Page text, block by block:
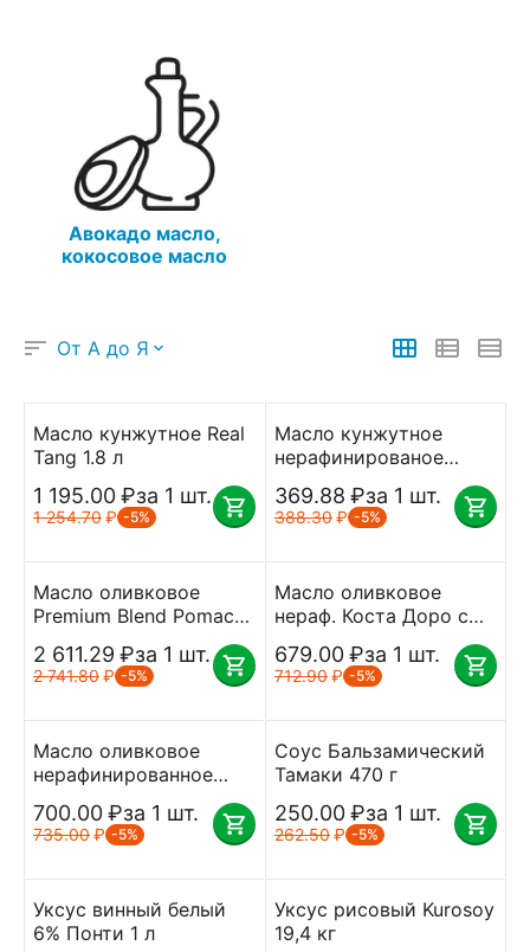
Авокадо масло,
кокосовое масло
От А до Я
Масло кунжутное Real
Tang 1.8 л
1 195.00₽за 1 шт.
1 254.70₽ -5%
Масло кунжутное
нерафинированое
Yakimal 500 мл
369.88 ₽за 1 шт.
388.30₽ -5%
Масло оливковое
Premium Blend Pomace
Feudo Verde 5 л
2 611.29 ₽за 1 шт.
2 741.80₽ -5%
Масло оливковое
нераф. Коста Доро с
ар. трюфеля 250 мл
679.00₽за 1 шт.
712.90₽ -5%
Масло оливковое
нерафинированное
Экстраверджин
Yakimal 1 л
700.00₽за 1 шт.
735.00₽ -5%
Соус Бальзамический
Тамаки 470 г
250.00₽за 1 шт.
262.50₽ -5%
Уксус винный белый
6% Понти 1 л
Уксус рисовый Kurosoy
19,4 кг